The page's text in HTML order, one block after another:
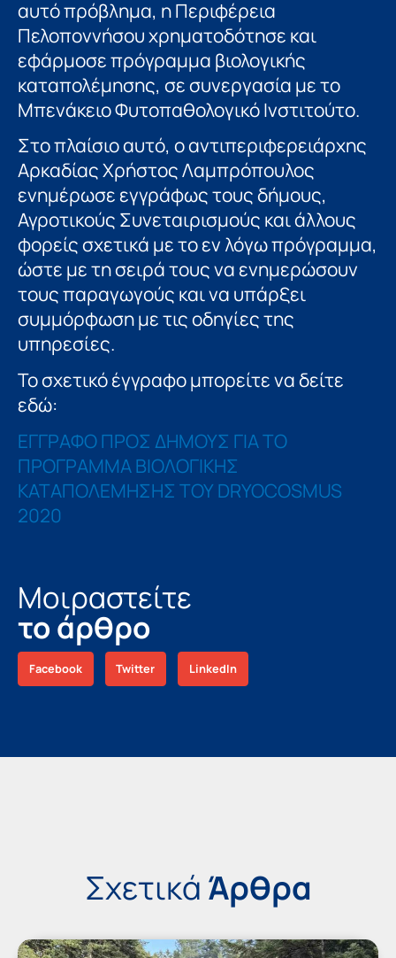
αυτό πρόβλημα, η Περιφέρεια
Πελοποννήσου χρηματοδότησε και
εφάρμοσε πρόγραμμα βιολογικής
καταπολέμησης, σε συνεργασία με το
Μπενάκειο Φυτοπαθολογικό Ινστιτούτο.
Στο πλαίσιο αυτό, ο αντιπεριφερειάρχης
Αρκαδίας Χρήστος Λαμπρόπουλος
ενημέρωσε εγγράφως τους δήμους,
Αγροτικούς Συνεταιρισμούς και άλλους
φορείς σχετικά με το εν λόγω πρόγραμμα,
ώστε με τη σειρά τους να ενημερώσουν
τους παραγωγούς και να υπάρξει
συμμόρφωση με τις οδηγίες της
υπηρεσίες.
Το σχετικό έγγραφο μπορείτε να δείτε
εδώ:
ΕΓΓΡΑΦΟ ΠΡΟΣ ΔΗΜΟΥΣ ΓΙΑ ΤΟ
ΠΡΟΓΡΑΜΜΑ ΒΙΟΛΟΓΙΚΗΣ
ΚΑΤΑΠΟΛΕΜΗΣΗΣ ΤΟΥ DRYOCOSMUS
2020
Μοιραστείτε
το άρθρο
Facebook Twitter LinkedIn
Σχετικά Άρθρα